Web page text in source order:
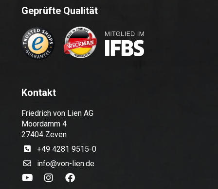
Geprüfte Qualität
Kontakt
Friedrich von Lien AG
Moordamm 4
27404 Zeven
+49 4281 9515-0
info@von-lien.de